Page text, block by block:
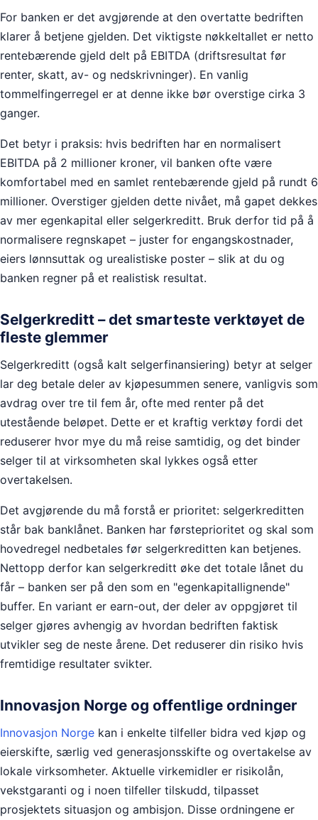
For banken er det avgjørende at den overtatte bedriften
klarer å betjene gjelden. Det viktigste nøkkeltallet er netto
rentebærende gjeld delt på EBITDA (driftsresultat før
renter, skatt, av- og nedskrivninger). En vanlig
tommelfingerregel er at denne ikke bør overstige cirka 3
ganger.
Det betyr i praksis: hvis bedriften har en normalisert
EBITDA på 2 millioner kroner, vil banken ofte være
komfortabel med en samlet rentebærende gjeld på rundt 6
millioner. Overstiger gjelden dette nivået, må gapet dekkes
av mer egenkapital eller selgerkreditt. Bruk derfor tid på å
normalisere regnskapet – juster for engangskostnader,
eiers lønnsuttak og urealistiske poster – slik at du og
banken regner på et realistisk resultat.
Selgerkreditt – det smarteste verktøyet de
fleste glemmer
Selgerkreditt (også kalt selgerfinansiering) betyr at selger
lar deg betale deler av kjøpesummen senere, vanligvis som
avdrag over tre til fem år, ofte med renter på det
utestående beløpet. Dette er et kraftig verktøy fordi det
reduserer hvor mye du må reise samtidig, og det binder
selger til at virksomheten skal lykkes også etter
overtakelsen.
Det avgjørende du må forstå er prioritet: selgerkreditten
står bak banklånet. Banken har førsteprioritet og skal som
hovedregel nedbetales før selgerkreditten kan betjenes.
Nettopp derfor kan selgerkreditt øke det totale lånet du
får – banken ser på den som en "egenkapitallignende"
buffer. En variant er earn-out, der deler av oppgjøret til
selger gjøres avhengig av hvordan bedriften faktisk
utvikler seg de neste årene. Det reduserer din risiko hvis
fremtidige resultater svikter.
Innovasjon Norge og offentlige ordninger
Innovasjon Norge kan i enkelte tilfeller bidra ved kjøp og
eierskifte, særlig ved generasjonsskifte og overtakelse av
lokale virksomheter. Aktuelle virkemidler er risikolån,
vekstgaranti og i noen tilfeller tilskudd, tilpasset
prosjektets situasjon og ambisjon. Disse ordningene er